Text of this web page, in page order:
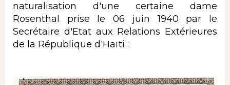
naturalisation d'une certaine dame
Rosenthal prise le 06 juin 1940 par le
Secrétaire d'Etat aux Relations Extérieures
de la République d'Haïti :